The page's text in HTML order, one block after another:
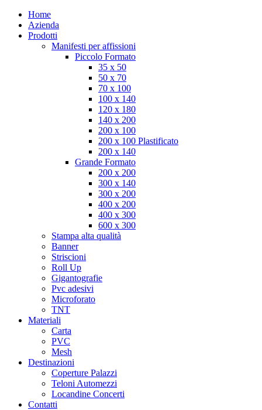
Home
Azienda
Prodotti
Manifesti per affissioni
Piccolo Formato
35 x 50
50 x 70
70 x 100
100 x 140
120 x 180
140 x 200
200 x 100
200 x 100 Plastificato
200 x 140
Grande Formato
200 x 200
300 x 140
300 x 200
400 x 200
400 x 300
600 x 300
Stampa alta qualità
Banner
Striscioni
Roll Up
Gigantografie
Pvc adesivi
Microforato
TNT
Materiali
Carta
PVC
Mesh
Destinazioni
Coperture Palazzi
Teloni Automezzi
Locandine Concerti
Contatti